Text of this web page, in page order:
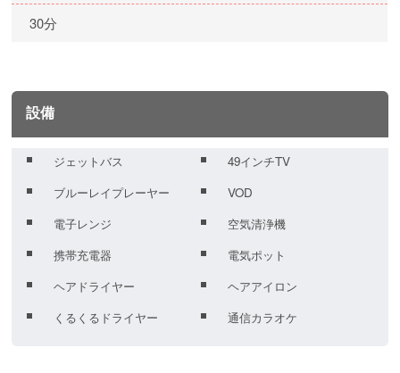
30分
設備
ジェットバス
49インチTV
ブルーレイプレーヤー
VOD
電子レンジ
空気清浄機
携帯充電器
電気ポット
ヘアドライヤー
ヘアアイロン
くるくるドライヤー
通信カラオケ